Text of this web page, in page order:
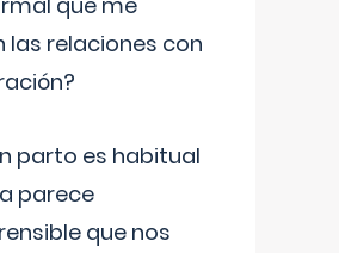
las relaciones con
parto es habitual
parece
que nos